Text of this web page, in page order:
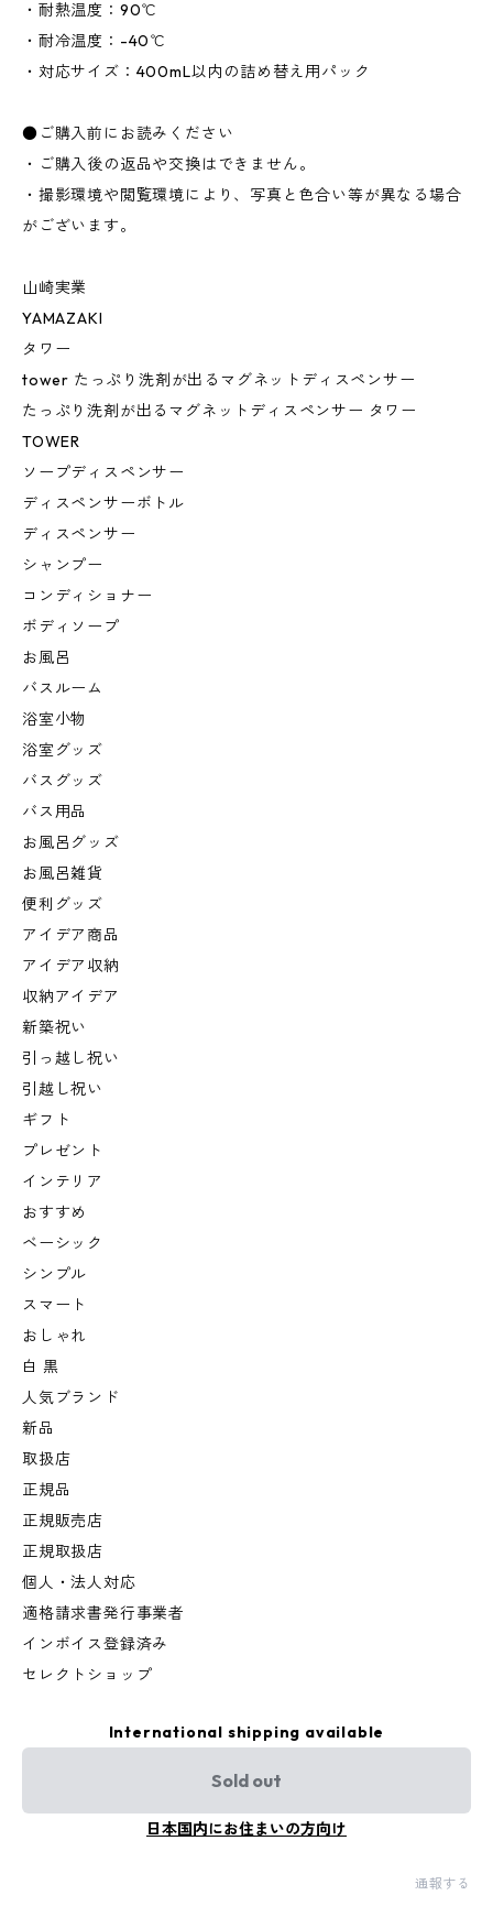
・耐熱温度：90℃
・耐冷温度：-40℃
・対応サイズ：400mL以内の詰め替え用パック
●ご購入前にお読みください
・ご購入後の返品や交換はできません。
・撮影環境や閲覧環境により、写真と色合い等が異なる場合
がございます。
山崎実業
YAMAZAKI
タワー
tower たっぷり洗剤が出るマグネットディスペンサー
たっぷり洗剤が出るマグネットディスペンサー タワー
TOWER
ソープディスペンサー
ディスペンサーボトル
ディスペンサー
シャンプー
コンディショナー
ボディソープ
お風呂
バスルーム
浴室小物
浴室グッズ
バスグッズ
バス用品
お風呂グッズ
お風呂雑貨
便利グッズ
アイデア商品
アイデア収納
収納アイデア
新築祝い
引っ越し祝い
引越し祝い
ギフト
プレゼント
インテリア
おすすめ
ベーシック
シンプル
スマート
おしゃれ
白 黒
人気ブランド
新品
取扱店
正規品
正規販売店
正規取扱店
個人・法人対応
適格請求書発行事業者
インボイス登録済み
セレクトショップ
International shipping available
Sold out
日本国内にお住まいの方向け
通報する